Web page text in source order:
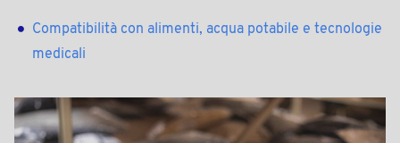
Compatibilità con alimenti, acqua potabile e tecnologie
medicali